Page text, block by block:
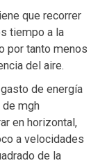
que recorrer
tiempo a la
por tanto menos
del aire.
de energía
mgh
en horizontal,
a velocidades
de la